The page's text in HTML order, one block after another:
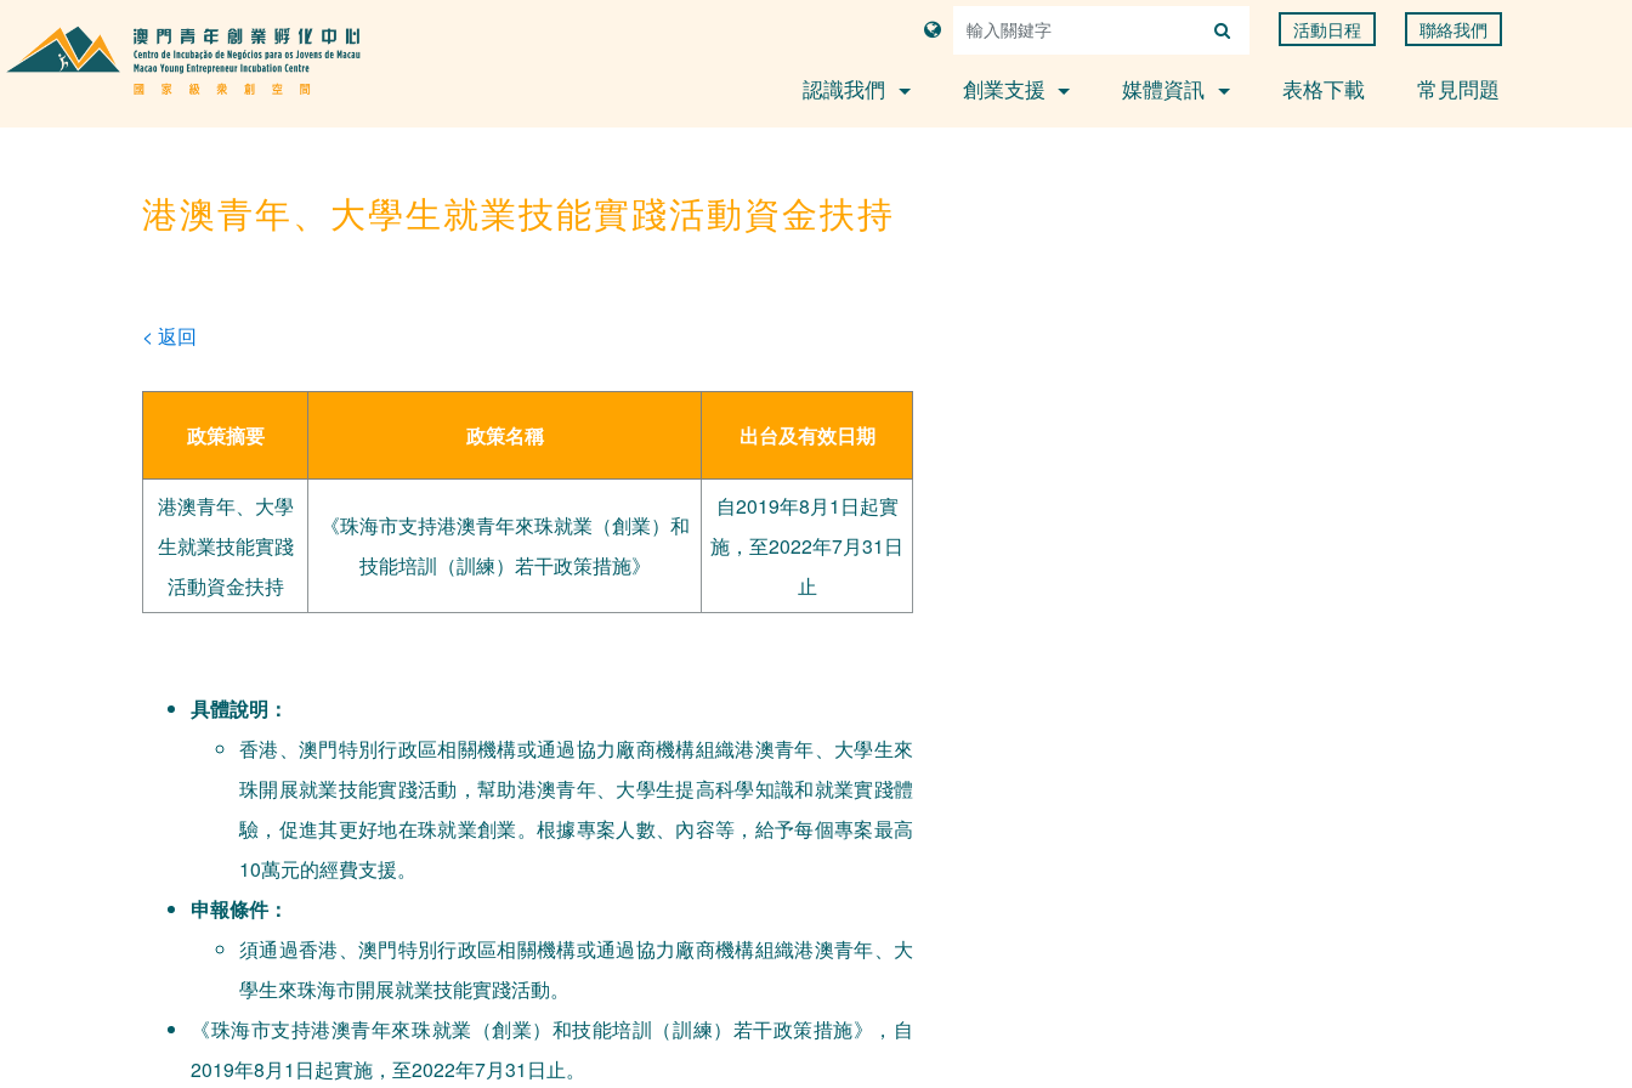
活動日程 聯絡我們
認識我們 創業支援 媒體資訊 表格下載 常見問題
港澳青年、大學生就業技能實踐活動資金扶持
< 返回
政策摘要 政策名稱 出台及有效日期
港澳青年、大學
生就業技能實踐
活動資金扶持
《珠海市支持港澳青年來珠就業（創業）和
技能培訓（訓練）若干政策措施》
自2019年8月1日起實
施，至2022年7月31日
止
具體說明：
香港、澳門特別行政區相關機構或通過協力廠商機構組織港澳青年、大學生來
珠開展就業技能實踐活動，幫助港澳青年、大學生提高科學知識和就業實踐體
驗，促進其更好地在珠就業創業。根據專案人數、內容等，給予每個專案最高
10萬元的經費支援。
申報條件：
須通過香港、澳門特別行政區相關機構或通過協力廠商機構組織港澳青年、大
學生來珠海市開展就業技能實踐活動。
《珠海市支持港澳青年來珠就業（創業）和技能培訓（訓練）若干政策措施》，自
2019年8月1日起實施，至2022年7月31日止。